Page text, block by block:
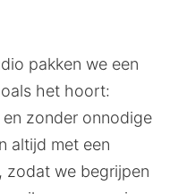
pakken we een
het hoort:
zonder onnodige
altijd met een
zodat we begrijpen